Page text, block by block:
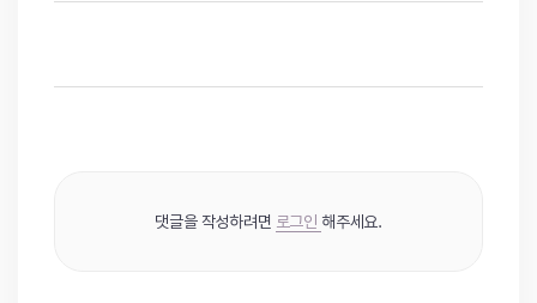
댓글을 작성하려면 로그인 해주세요.